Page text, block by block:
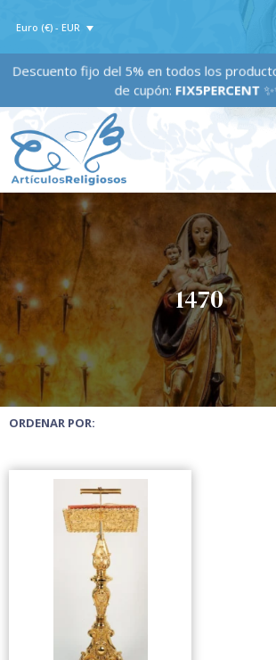
Euro (€) - EUR
Descuento fijo del 5% en todos los
de cupón: FIX5PERCENT
1470
ORDENAR POR: